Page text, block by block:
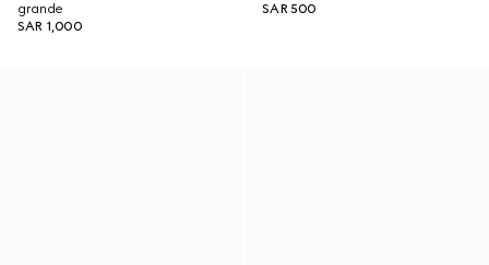
grande
SAR 1,000
SAR 500